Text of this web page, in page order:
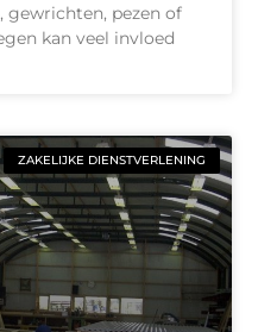
gewrichten, pezen of
kan veel invloed
ZAKELIJKE DIENSTVERLENING